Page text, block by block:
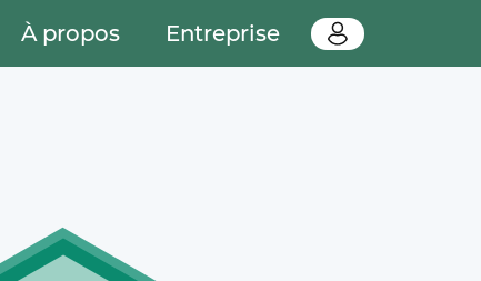
À propos Entreprise